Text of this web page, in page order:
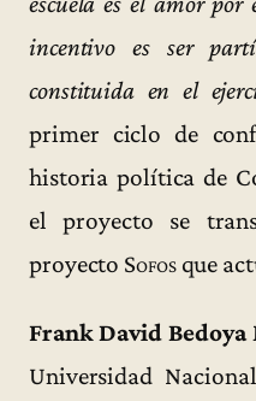
incentivo es ser
constituida en el
primer ciclo de
historia política de
el proyecto se
proyecto Sofosque
Frank David Bedoya
Universidad